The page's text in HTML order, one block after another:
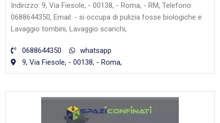
Indirizzo: 9, Via Fiesole, - 00138, - Roma, - RM, Telefono:
0688644350, Email: - si occupa di pulizia fosse biologiche e
Lavaggio tombini, Lavaggio scarichi,
0688644350
whatsapp
9, Via Fiesole, - 00138, - Roma,